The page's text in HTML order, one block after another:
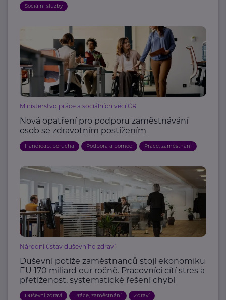
Sociální služby
Ministerstvo práce a sociálních věcí ČR
Nová opatření pro podporu zaměstnávání
osob se zdravotním postižením
Handicap, porucha Podpora a pomoc Práce, zaměstnání
Národní ústav duševního zdraví
Duševní potíže zaměstnanců stojí ekonomiku
EU 170 miliard eur ročně. Pracovníci cítí stres a
přetíženost, systematické řešení chybí
Duševní zdraví Práce, zaměstnání Zdraví